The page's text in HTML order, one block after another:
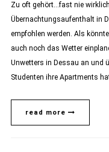
Zu oft gehört…fast nie
Übernachtungsaufenthalt in
empfohlen werden. Als
auch noch das Wetter
Unwetters in Dessau an und
Studenten ihre Apartments
read more